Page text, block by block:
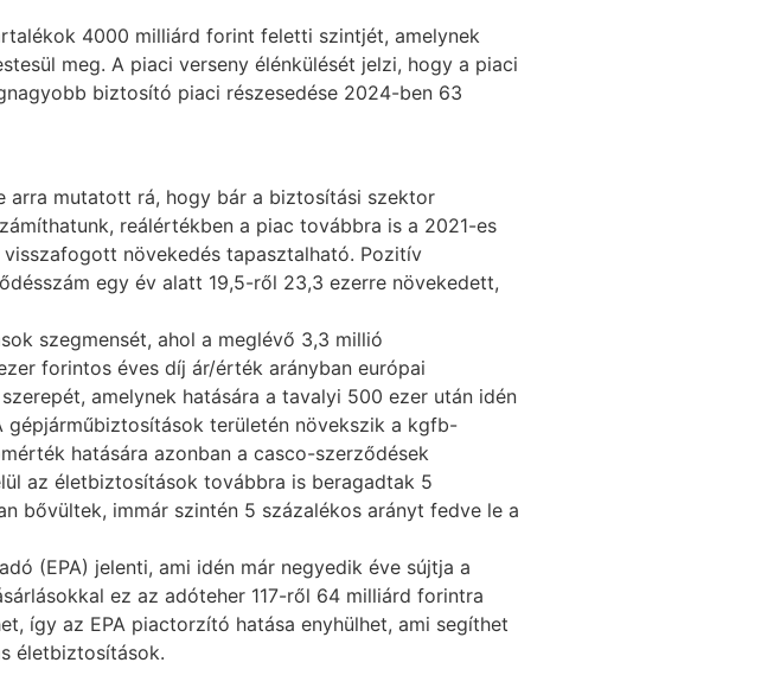
4000 milliárd forint feletti szintjét, amelynek
meg. A piaci verseny élénkülését jelzi, hogy a piaci
biztosító piaci részesedése 2024-ben 63
arra mutatott rá, hogy bár a biztosítási szektor
reálértékben a piac továbbra is a 2021-es
növekedés tapasztalható. Pozitív
egy év alatt 19,5-ről 23,3 ezerre növekedett,
szegmensét, ahol a meglévő 3,3 millió
forintos éves díj ár/érték arányban európai
amelynek hatására a tavalyi 500 ezer után idén
gépjárműbiztosítások területén növekszik a kgfb-
hatására azonban a casco-szerződések
az életbiztosítások továbbra is beragadtak 5
bővültek, immár szintén 5 százalékos arányt fedve le a
(EPA) jelenti, ami idén már negyedik éve sújtja a
ez az adóteher 117-ről 64 milliárd forintra
így az EPA piactorzító hatása enyhülhet, ami segíthet
életbiztosítások.